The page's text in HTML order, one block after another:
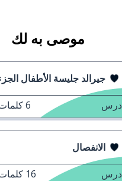
موصى به لك
جيرالد جليسة الأطفال الجزء
درس 6
الانفصال
درس 16